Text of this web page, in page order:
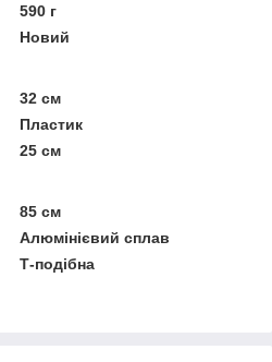
590 г
Новий
32 см
Пластик
25 см
85 см
Алюмінієвий сплав
Т-подібна